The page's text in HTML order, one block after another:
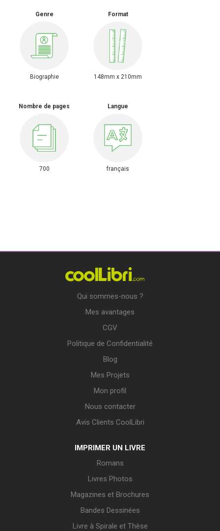
Genre
Biographie
Format
148mm x 210mm
Nombre de pages
700
Langue
français
Qui sommes-nous ?
Mes avantages
CGV
Politique de Confidentialité
Blog
Mes Projets
Mon profil
Nous contacter
Avis Clients CoolLibri
IMPRIMER UN LIVRE
Romans
Livres Photos
Magazines et Brochures
Bandes Dessinées
Livre à Spirale et Thèse